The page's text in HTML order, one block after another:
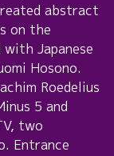
abstract
on the
with Japanese
Hosono.
Roedelius
5 and
two
Entrance